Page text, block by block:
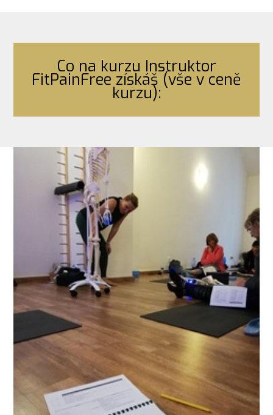
Co na kurzu Instruktor
FitPainFree získáš (vše v ceně
kurzu):